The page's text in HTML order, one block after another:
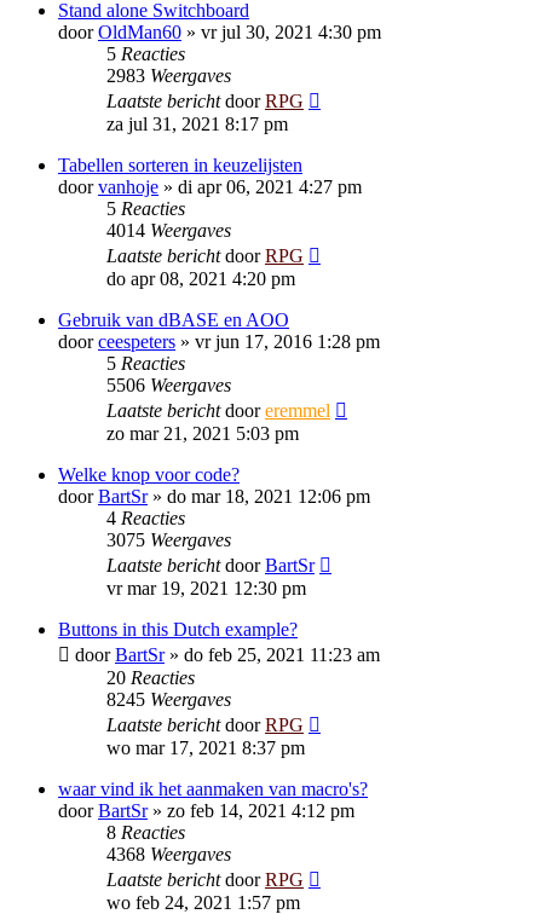
Stand alone Switchboard
doorOldMan60 » vr jul 30, 2021 4:30 pm
5 Reacties
2983 Weergaves
Laatste berichtdoorRPG
za jul 31, 2021 8:17 pm
Tabellen sorteren in keuzelijsten
doorvanhoje » di apr 06, 2021 4:27 pm
5 Reacties
4014 Weergaves
Laatste berichtdoorRPG
do apr 08, 2021 4:20 pm
Gebruik van dBASE en AOO
doorceespeters » vr jun 17, 2016 1:28 pm
5 Reacties
5506 Weergaves
Laatste berichtdooreremmel
zo mar 21, 2021 5:03 pm
Welke knop voor code?
doorBartSr» do mar 18, 2021 12:06 pm
4 Reacties
3075 Weergaves
Laatste berichtdoorBartSr
vr mar 19, 2021 12:30 pm
Buttons in this Dutch example?
doorBartSr» do feb 25, 2021 11:23 am
20 Reacties
8245 Weergaves
Laatste berichtdoorRPG
wo mar 17, 2021 8:37 pm
waar vind ik het aanmaken van macro's?
doorBartSr» zo feb 14, 2021 4:12 pm
8 Reacties
4368 Weergaves
Laatste berichtdoorRPG
wo feb 24, 2021 1:57 pm